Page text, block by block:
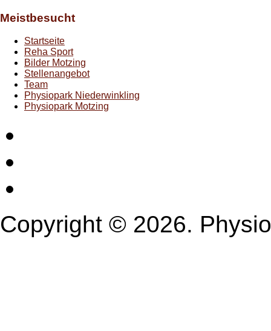
Meistbesucht
Startseite
Reha Sport
Bilder Motzing
Stellenangebot
Team
Physiopark Niederwinkling
Physiopark Motzing
Copyright © 2026.